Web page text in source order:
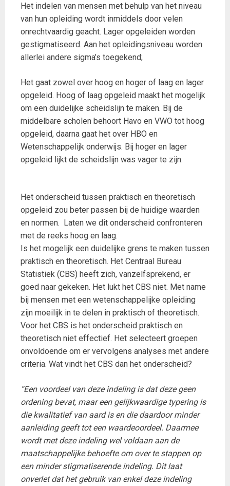
Het indelen van mensen met behulp van het niveau
van hun opleiding wordt inmiddels door velen
onrechtvaardig geacht. Lager opgeleiden worden
gestigmatiseerd. Aan het opleidingsniveau worden
allerlei andere sigma’s toegekend;
Het gaat zowel over hoog en hoger of laag en lager
opgeleid. Hoog of laag opgeleid maakt het mogelijk
om een duidelijke scheidslijn te maken. Bij de
middelbare scholen behoort Havo en VWO tot hoog
opgeleid, daarna gaat het over HBO en
Wetenschappelijk onderwijs. Bij hoger en lager
opgeleid lijkt de scheidslijn was vager te zijn.
Het onderscheid tussen praktisch en theoretisch
opgeleid zou beter passen bij de huidige waarden
en normen. Laten we dit onderscheid confronteren
met de reeks hoog en laag.
Is het mogelijk een duidelijke grens te maken tussen
praktisch en theoretisch. Het Centraal Bureau
Statistiek (CBS) heeft zich, vanzelfsprekend, er
goed naar gekeken. Het lukt het CBS niet. Met name
bij mensen met een wetenschappelijke opleiding
zijn moeilijk in te delen in praktisch of theoretisch.
Voor het CBS is het onderscheid praktisch en
theoretisch niet effectief. Het selecteert groepen
onvoldoende om er vervolgens analyses met andere
criteria. Wat vindt het CBS dan het onderscheid?
“Een voordeel van deze indeling is dat deze geen
ordening bevat, maar een gelijkwaardige typering is
die kwalitatief van aard is en die daardoor minder
aanleiding geeft tot een waardeoordeel. Daarmee
wordt met deze indeling wel voldaan aan de
maatschappelijke behoefte om over te stappen op
een minder stigmatiserende indeling. Dit laat
onverlet dat het gebruik van enkel deze indeling